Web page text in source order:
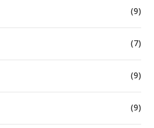
(9)
(7)
(9)
(9)